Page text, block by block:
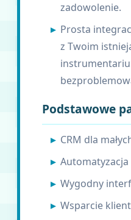
zadowolenie.
Prosta
z Twoim
Podstawowe
CRM dla
Wygodny
Wsparcie